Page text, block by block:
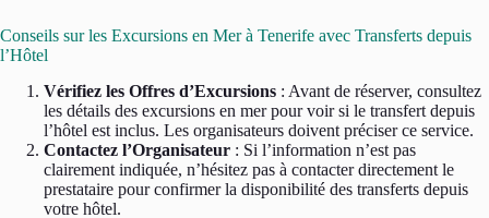
Conseils sur les Excursions en Mer à Tenerife avec Transferts depuis
l’Hôtel
Vérifiez les Offres d’Excursions : Avant de réserver, consultez
les détails des excursions en mer pour voir si le transfert depuis
l’hôtel est inclus. Les organisateurs doivent préciser ce service.
Contactez l’Organisateur : Si l’information n’est pas
clairement indiquée, n’hésitez pas à contacter directement le
prestataire pour confirmer la disponibilité des transferts depuis
votre hôtel.